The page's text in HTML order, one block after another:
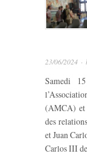
23/06/2024 ·
Samedi
(AMCA) et
des
et Juan
Carlos III